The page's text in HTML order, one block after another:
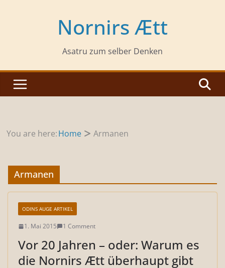
Nornirs Ætt
Asatru zum selber Denken
You are here:Home Armanen
Armanen
ODINS AUGE ARTIKEL
1. Mai 2015 1 Comment
Vor 20 Jahren – oder: Warum es
die Nornirs Ætt überhaupt gibt